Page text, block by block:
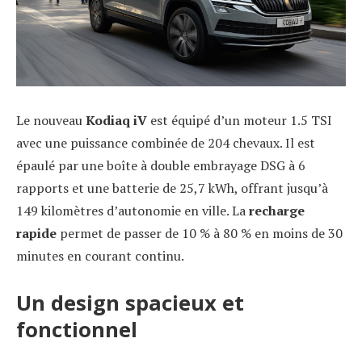
Le nouveauKodiaq iV est équipé d’un moteur 1.5 TSI
avec une puissance combinée de 204 chevaux. Il est
épaulé par une boîte à double embrayage DSG à 6
rapports et une batterie de 25,7 kWh, offrant jusqu’à
149 kilomètres d’autonomie en ville. Larecharge
rapide permet de passer de 10 % à 80 % en moins de 30
minutes en courant continu.
Un design spacieux et
fonctionnel